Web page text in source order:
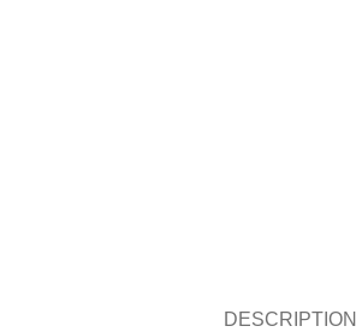
DESCRIPTION